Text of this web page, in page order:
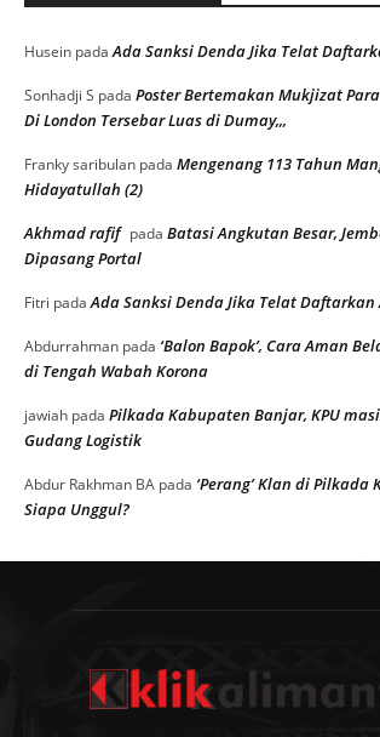
Husein padaAda Sanksi Denda Jika Telat
Sonhadji S pada Poster Bertemakan Mukjizat
Di London Tersebar Luas di Dumay,,,
Franky saribulan pada Mengenang 113 Tahun
Hidayatullah (2)
Akhmad rafif pada Batasi Angkutan Besar,
Dipasang Portal
Fitri padaAda Sanksi Denda Jika Telat Daftarkan
Abdurrahman pada ‘Balon Bapok’, Cara Aman
di Tengah Wabah Korona
jawiah pada Pilkada Kabupaten Banjar, KPU
Gudang Logistik
Abdur Rakhman BA pada ‘Perang’ Klan di
Siapa Unggul?